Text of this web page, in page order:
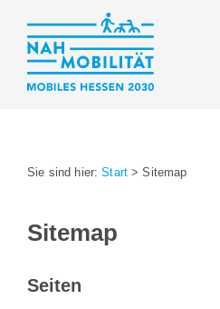
Sie sind hier:Start >Sitemap
Sitemap
Seiten